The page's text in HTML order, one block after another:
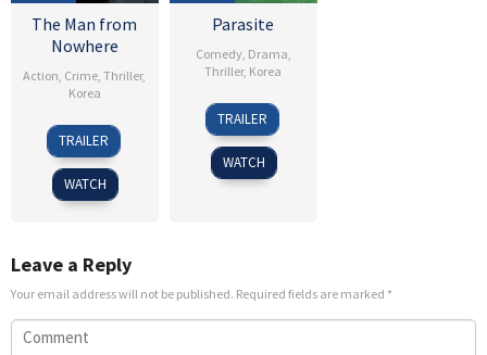
The Man from
Nowhere
Action Crime ,Thriller,
Korea
4
Aug
2010
Lee
Jeong-
beom
TRAILER
WATCH
Parasite
Comedy, Drama
Thriller, Korea
30
May
2019
Kim
Seong-
sik
TRAILER
WATCH
Leave a Reply
Your email address will not be published. Required fields are marked *